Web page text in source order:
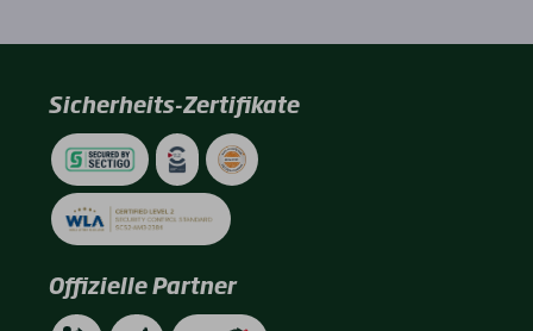
Sicherheits-Zertifikate
Offizielle Partner